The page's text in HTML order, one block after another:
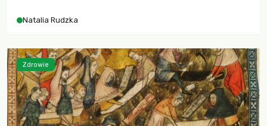
zdarzeń prowadzących do biologicznej śmierci rzeki.
Natalia Rudzka
Zdrowie